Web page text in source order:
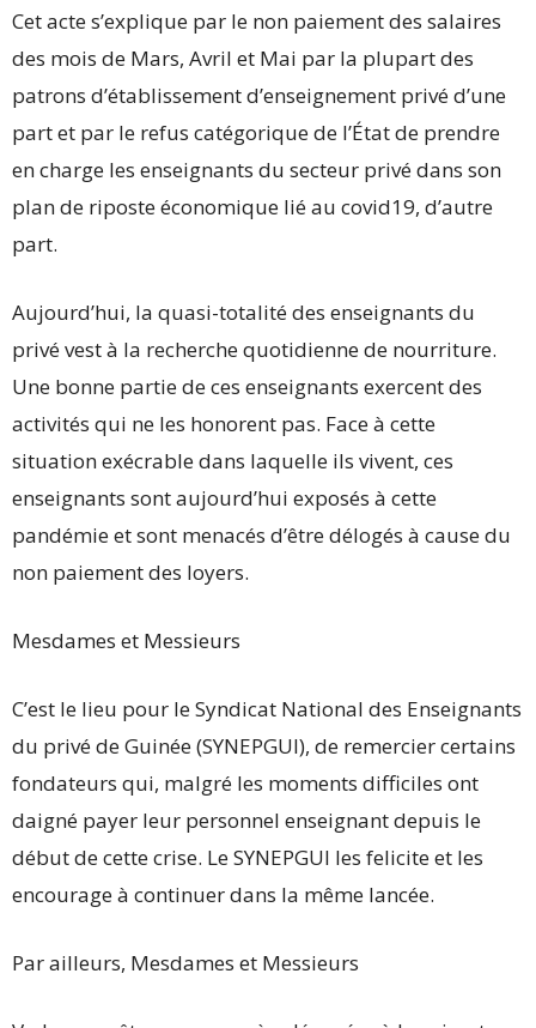
Cet acte s’explique par le non paiement des salaires
des mois de Mars, Avril et Mai par la plupart des
patrons d’établissement d’enseignement privé d’une
part et par le refus catégorique de l’État de prendre
en charge les enseignants du secteur privé dans son
plan de riposte économique lié au covid19, d’autre
part.
Aujourd’hui, la quasi-totalité des enseignants du
privé vest à la recherche quotidienne de nourriture.
Une bonne partie de ces enseignants exercent des
activités qui ne les honorent pas. Face à cette
situation exécrable dans laquelle ils vivent, ces
enseignants sont aujourd’hui exposés à cette
pandémie et sont menacés d’être délogés à cause du
non paiement des loyers.
Mesdames et Messieurs
C’est le lieu pour le Syndicat National des Enseignants
du privé de Guinée (SYNEPGUI), de remercier certains
fondateurs qui, malgré les moments difficiles ont
daigné payer leur personnel enseignant depuis le
début de cette crise. Le SYNEPGUI les felicite et les
encourage à continuer dans la même lancée.
Par ailleurs, Mesdames et Messieurs